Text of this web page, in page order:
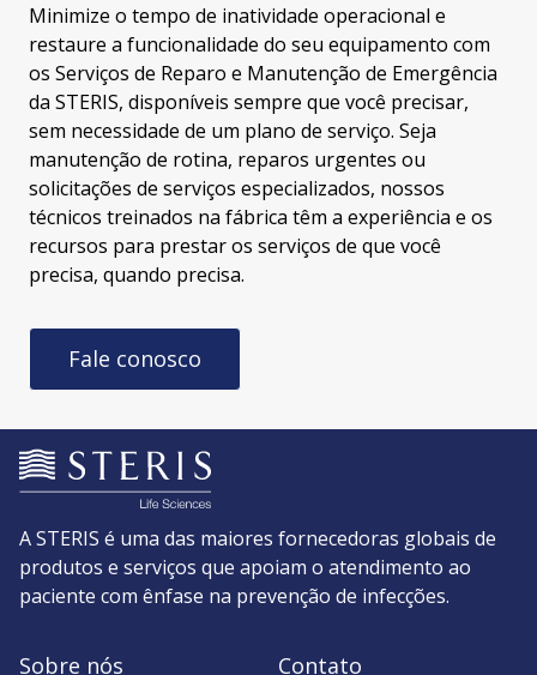
Minimize o tempo de inatividade operacional e
restaure a funcionalidade do seu equipamento com
os Serviços de Reparo e Manutenção de Emergência
da STERIS, disponíveis sempre que você precisar,
sem necessidade de um plano de serviço. Seja
manutenção de rotina, reparos urgentes ou
solicitações de serviços especializados, nossos
técnicos treinados na fábrica têm a experiência e os
recursos para prestar os serviços de que você
precisa, quando precisa.
Fale conosco
A STERIS é uma das maiores fornecedoras globais de
produtos e serviços que apoiam o atendimento ao
paciente com ênfase na prevenção de infecções.
Sobre nós Contato